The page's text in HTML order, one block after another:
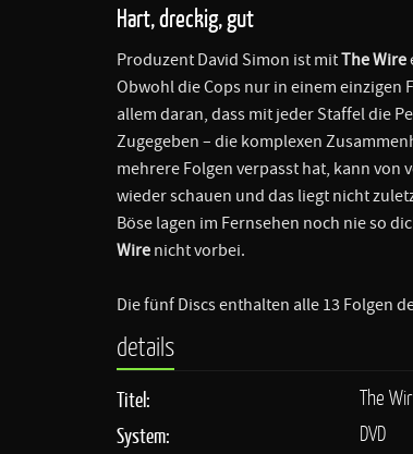
Hart, dreckig, gut
Produzent David Simon ist mitThe Wire
Obwohl die Cops nur in einem einzigen
allem daran, dass mit jeder Staffel die
Zugegeben – die komplexen
mehrere Folgen verpasst hat, kann von
wieder schauen und das liegt nicht
Böse lagen im Fernsehen noch nie so
Wire nicht vorbei.
Die fünf Discs enthalten alle 13 Folgen
details
Titel:
The
System:
DVD